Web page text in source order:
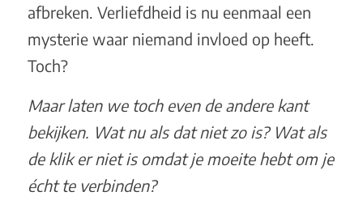
afbreken. Verliefdheid is nu eenmaal een
mysterie waar niemand invloed op heeft.
Toch?
Maar laten we toch even de andere kant
bekijken. Wat nu als dat niet zo is? Wat als
de klik er niet is omdat je moeite hebt om je
écht te verbinden?